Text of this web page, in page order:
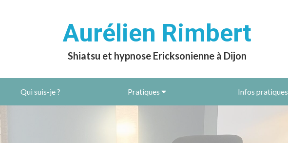
Aurélien Rimbert
Shiatsu et hypnose Ericksonienne à Dijon
Qui suis-je ? Pratiques Infos pratiques